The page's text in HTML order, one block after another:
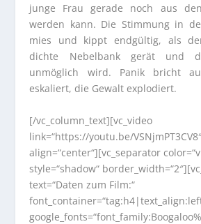
junge Frau gerade noch aus
werden kann. Die Stimmung in
mies und kippt endgültig, als
dichte Nebelbank gerät und
unmöglich wird. Panik bricht
eskaliert, die Gewalt explodiert.
[/vc_column_text][vc_video
link=“https://youtu.be/
align=“center“][vc_separator
style=“shadow“
text=“Daten zum Film:“